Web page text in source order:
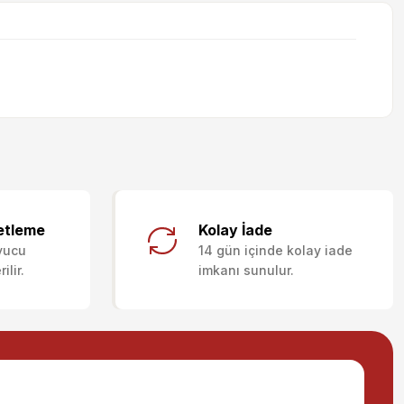
Kolay İade
14 gün içinde kolay iade
imkanı sunulur.